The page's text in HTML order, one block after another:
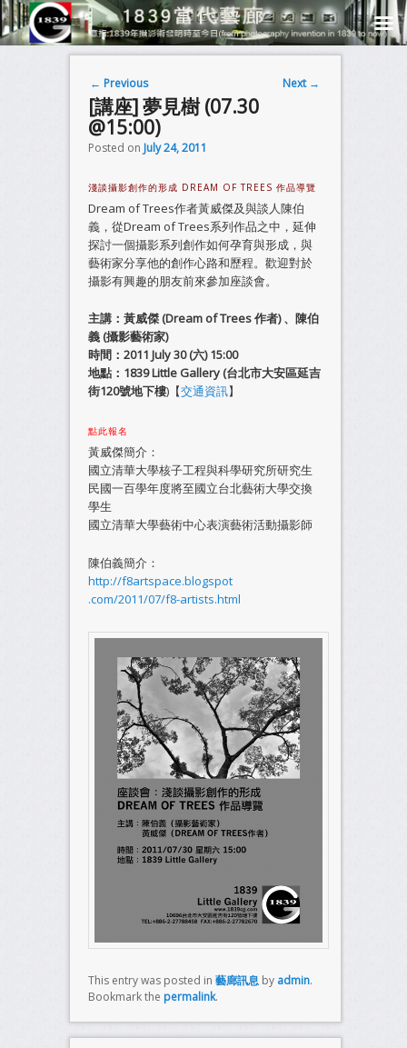
Post navigation
← Previous Next →
[講座] 夢見樹 (07.30
@15:00)
Posted on July 24, 2011
淺談攝影創作的形成 DREAM OF TREES 作品導覽
Dream of Trees作者黃威傑及與談人陳伯
義，從Dream of Trees系列作品之中，延伸
探討一個攝影系列創作如何孕育與形成，與
藝術家分享他的創作心路和歷程。歡迎對於
攝影有興趣的朋友前來參加座談會。
主講： 黃威傑 (Dream of Trees 作者) 、陳伯
義 (攝影藝術家)
時間： 2011 July 30 (六) 15:00
地點：1839 Little Gallery (台北市大安區延吉
街120號地下樓)【交通資訊】
點此報名
黃威傑簡介：
國立清華大學核子工程與科學研究所研究生
民國一百學年度將至國立台北藝術大學交換
學生
國立清華大學藝術中心表演藝術活動攝影師
陳伯義簡介：
http://f8artspace.blogspot​
.com/2011/07/f8-artists.ht​ml
This entry was posted in 藝廊訊息by admin.
Bookmark the permalink.